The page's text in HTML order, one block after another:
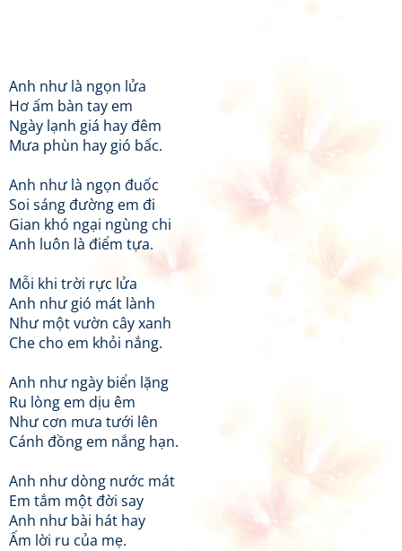
Anh như là ngọn lửa
Hơ ấm bàn tay em
Ngày lạnh giá hay đêm
Mưa phùn hay gió bấc.
Anh như là ngọn đuốc
Soi sáng đường em đi
Gian khó ngại ngùng chi
Anh luôn là điểm tựa.
Mỗi khi trời rực lửa
Anh như gió mát lành
Như một vườn cây xanh
Che cho em khỏi nắng.
Anh như ngày biển lặng
Ru lòng em dịu êm
Như cơn mưa tưới lên
Cánh đồng em nắng hạn.
Anh như dòng nước mát
Em tắm một đời say
Anh như bài hát hay
Ấm lời ru của mẹ.